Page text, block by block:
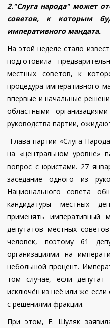
2."Слуга народа" может
советов, к которым
императивного мандата.
На этой неделе стало
подготовила
местных советов, к
процедура императивного
впервые и начальные
областными
руководства партии,
Глава партии «Слуга
на «центральном уровне»
вопрос с юристами. 27
заседание одного из
Национального совета
кандидатуры местных
применять императивный
депутатов местных
человек, поэтому 61
организациями на
небольшой процент.
том случае, если
исключён из неё или же если
с решениями фракции.
При этом, Е. Шуляк